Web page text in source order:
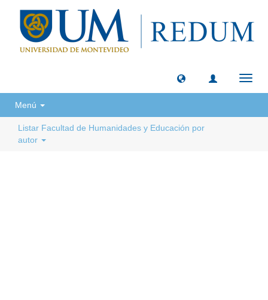
Menú
Listar Facultad de Humanidades y Educación por
autor